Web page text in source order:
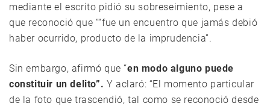
mediante el escrito pidió su sobreseimiento, pese a
que reconoció que ““fue un encuentro que jamás debió
haber ocurrido, producto de la imprudencia”.
Sin embargo, afirmó que “en modo alguno puede
constituir un delito”. Y aclaró: “El momento particular
de la foto que trascendió, tal como se reconoció desde